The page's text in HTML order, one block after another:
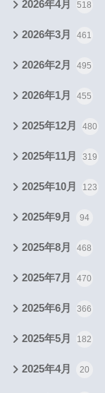
2026年4月 518
2026年3月 461
2026年2月 495
2026年1月 455
2025年12月 480
2025年11月 319
2025年10月 123
2025年9月 94
2025年8月 468
2025年7月 470
2025年6月 366
2025年5月 182
2025年4月 20